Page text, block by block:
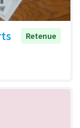
Retenue